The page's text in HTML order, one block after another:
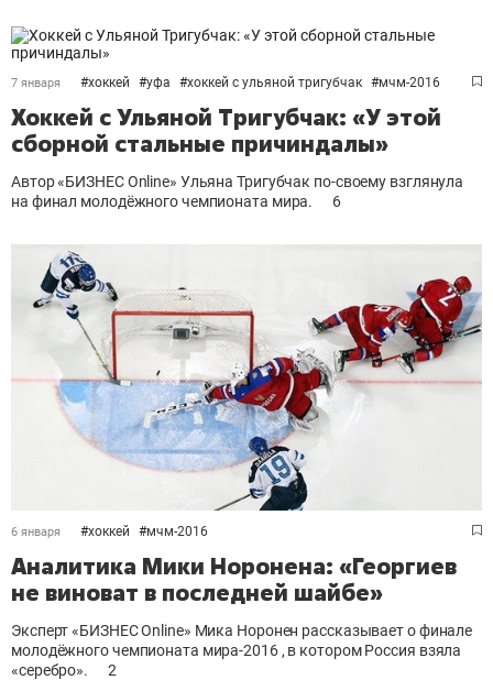
7 января #хоккей #уфа #хоккей с ульяной тригубчак #мчм-2016
Хоккей с Ульяной Тригубчак: «У этой
сборной стальные причиндалы»
Автор «БИЗНЕС Online» Ульяна Тригубчак по-своему взглянула
на финал молодёжного чемпионата мира.
6
6 января #хоккей #мчм-2016
Аналитика Мики Норонена: «Георгиев
не виноват в последней шайбе»
Эксперт «БИЗНЕС Online» Мика Норонен рассказывает о финале
молодёжного чемпионата мира-2016 , в котором Россия взяла
«серебро».
2